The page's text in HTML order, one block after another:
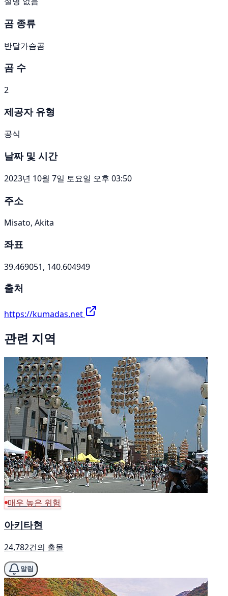
곰 종류
반달가슴곰
곰 수
2
제공자 유형
공식
날짜 및 시간
2023년 10월 7일 토요일 오후 03:50
주소
Misato, Akita
좌표
39.469051, 140.604949
출처
https://kumadas.net
관련 지역
매우 높은 위험
아키타현
24,782건의 출몰
알림